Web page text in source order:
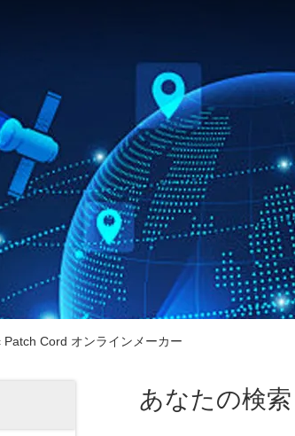
Cord オンラインメーカー
あなたの検索